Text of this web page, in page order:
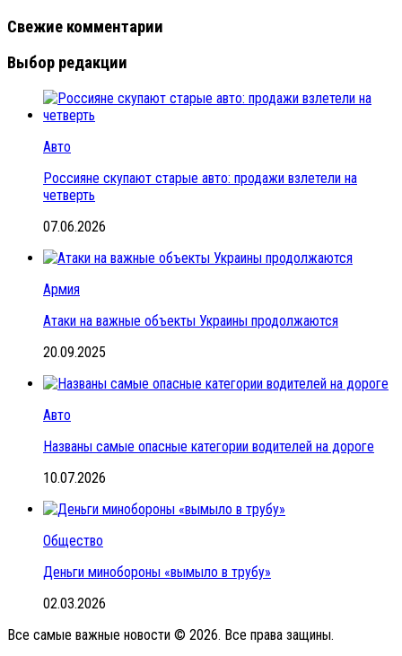
Свежие комментарии
Выбор редакции
Авто
Россияне скупают старые авто: продажи взлетели на
четверть
07.06.2026
Армия
Атаки на важные объекты Украины продолжаются
20.09.2025
Авто
Названы самые опасные категории водителей на дороге
10.07.2026
Общество
Деньги минобороны «вымыло в трубу»
02.03.2026
Все самые важные новости © 2026. Все права защины.